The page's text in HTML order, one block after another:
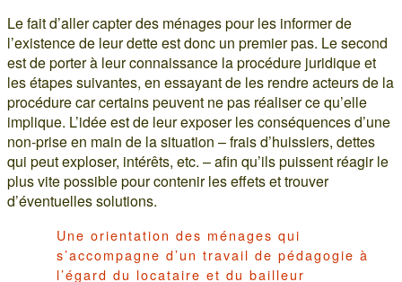
Le fait d’aller capter des ménages pour les informer de
l’existence de leur dette est donc un premier pas. Le second
est de porter à leur connaissance la procédure juridique et
les étapes suivantes, en essayant de les rendre acteurs de la
procédure car certains peuvent ne pas réaliser ce qu’elle
implique. L’idée est de leur exposer les conséquences d’une
non-prise en main de la situation – frais d’huissiers, dettes
qui peut exploser, intérêts, etc. – afin qu’ils puissent réagir le
plus vite possible pour contenir les effets et trouver
d’éventuelles solutions.
Une orientation des ménages qui
s’accompagne d’un travail de pédagogie à
l’égard du locataire et du bailleur